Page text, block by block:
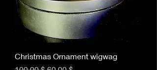
Christmas Ornament wigwag